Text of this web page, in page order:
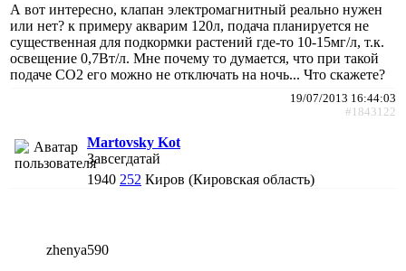
А вот интересно, клапан электромагнитный реально нужен
или нет? к примеру акварим 120л, подача планируется не
существенная для подкормки растений где-то 10-15мг/л, т.к.
освещение 0,7Вт/л. Мне почему то думается, что при такой
подаче СО2 его можно не отключать на ночь... Что скажете?
19/07/2013 16:44:03
#1843122
Martovsky Kot
Завсегдатай
1940 252 Киров (Кировская область)
zhenya590